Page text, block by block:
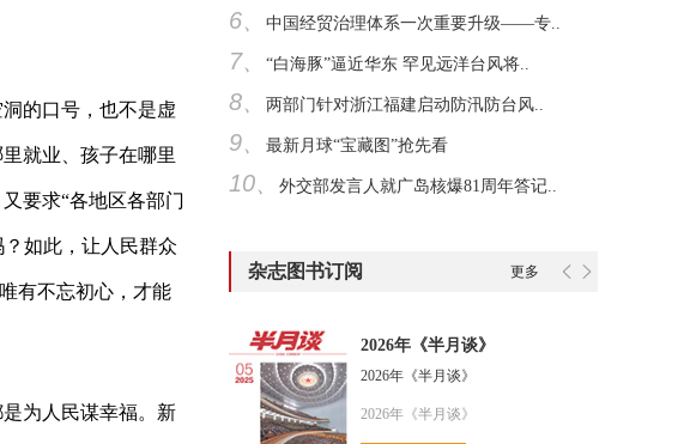
的口号，也不是虚
就业、孩子在哪里
要求“各地区各部门
如此，让人民群众
有不忘初心，才能
为人民谋幸福。新
6、 中国经贸治理体系一次重要升级——专..
7、 “白海豚”逼近华东 罕见远洋台风将..
8、 两部门针对浙江福建启动防汛防台风..
9、 最新月球“宝藏图”抢先看
10、 外交部发言人就广岛核爆81周年答记..
杂志图书订阅 更多
2026年《半月谈》
2026年《半月谈》
2026年《半月谈》